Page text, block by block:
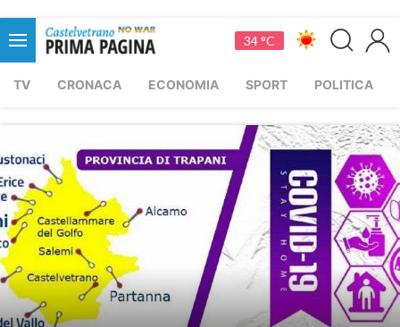
34 °C
TV CRONACA ECONOMIA SPORT POLITICA